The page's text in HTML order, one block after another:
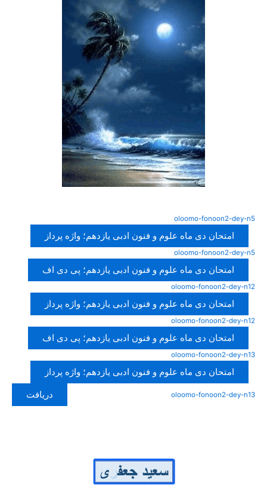
oloomo-fonoon2-dey-n5
امتحان دی ماه علوم و فنون ادبی یازدهم؛ واژه پرداز
oloomo-fonoon2-dey-n5
امتحان دی ماه علوم و فنون ادبی یازدهم؛ پی دی اف
oloomo-fonoon2-dey-n12
امتحان دی ماه علوم و فنون ادبی یازدهم؛ واژه پرداز
oloomo-fonoon2-dey-n12
امتحان دی ماه علوم و فنون ادبی یازدهم؛ پی دی اف
oloomo-fonoon2-dey-n13
امتحان دی ماه علوم و فنون ادبی یازدهم؛ واژه پرداز
oloomo-fonoon2-dey-n13 دریافت